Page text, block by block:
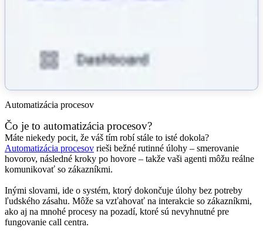
Automatizácia procesov
Čo je to automatizácia procesov?
Máte niekedy pocit, že váš tím robí stále to isté dokola?
Automatizácia procesov rieši bežné rutinné úlohy – smerovanie
hovorov, následné kroky po hovore – takže vaši agenti môžu reálne
komunikovať so zákazníkmi.
Inými slovami, ide o systém, ktorý dokončuje úlohy bez potreby
ľudského zásahu. Môže sa vzťahovať na interakcie so zákazníkmi,
ako aj na mnohé procesy na pozadí, ktoré sú nevyhnutné pre
fungovanie call centra.